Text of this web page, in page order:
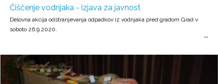
Čiščenje vodnjaka - izjava za javnost
Delovna akcija odstranjevanja odpadkov iz vodnjaka pred gradom Grad v
soboto 26.9.2020.